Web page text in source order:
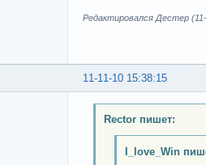
Редактировался Дестер
11-11-10 15:38:15
Rector пишет:
I_love_Win